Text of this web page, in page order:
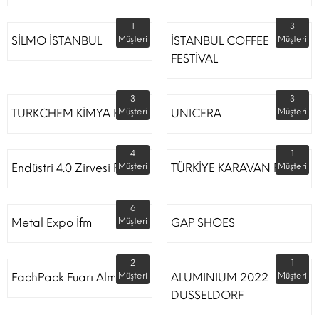
SİLMO İSTANBUL
1
Müşteri
İSTANBUL COFFEE
FESTİVAL
3
Müşteri
TURKCHEM KİMYA FUARI
3
Müşteri
UNICERA
3
Müşteri
Endüstri 4.0 Zirvesi Fuarı
4
Müşteri
TÜRKİYE KARAVAN FUARI
1
Müşteri
Metal Expo İfm
6
Müşteri
GAP SHOES
FachPack Fuarı Almanya
2
Müşteri
ALUMINIUM 2022
DUSSELDORF
1
Müşteri